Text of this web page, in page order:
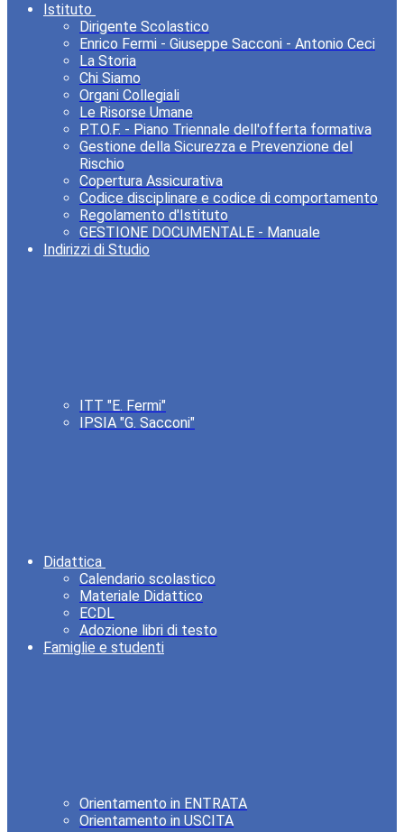
Istituto
Dirigente Scolastico
Enrico Fermi - Giuseppe Sacconi - Antonio Ceci
La Storia
Chi Siamo
Organi Collegiali
Le Risorse Umane
P.T.O.F. - Piano Triennale dell'offerta formativa
Gestione della Sicurezza e Prevenzione del
Rischio
Copertura Assicurativa
Codice disciplinare e codice di comportamento
Regolamento d'Istituto
GESTIONE DOCUMENTALE - Manuale
Indirizzi di Studio
ITT "E. Fermi"
IPSIA "G. Sacconi"
Didattica
Calendario scolastico
Materiale Didattico
ECDL
Adozione libri di testo
Famiglie e studenti
Orientamento in ENTRATA
Orientamento in USCITA